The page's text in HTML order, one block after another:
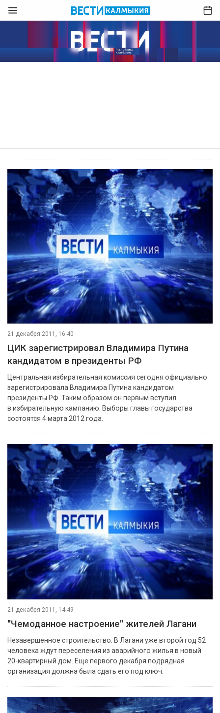
21 декабря 2011, 16:40
ЦИК зарегистрировал Владимира Путина
кандидатом в президенты РФ
Центральная избирательная комиссия сегодня официально
зарегистрировала Владимира Путина кандидатом
президенты РФ. Таким образом он первым вступил
в избирательную кампанию. Выборы главы государства
состоятся 4 марта 2012 года.
21 декабря 2011, 14:49
"Чемоданное настроение" жителей Лагани
Незавершенное строительство. В Лагани уже второй год 52
человека ждут переселения из аварийного жилья в новый
20-квартирный дом. Еще первого декабря подрядная
организация должна была сдать его под ключ.